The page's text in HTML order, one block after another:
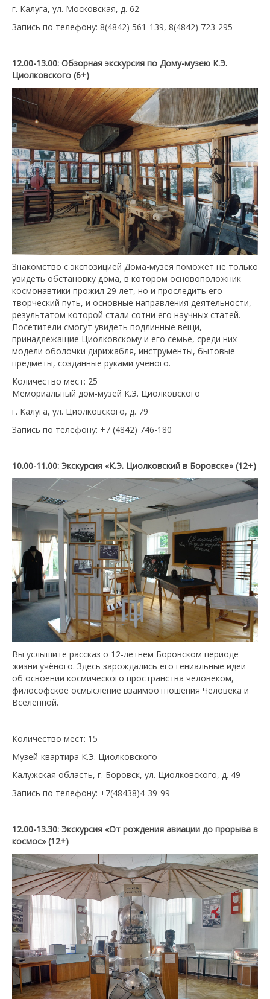
г. Калуга, ул. Московская, д. 62
Запись по телефону: 8(4842) 561-139, 8(4842) 723-295
12.00-13.00: Обзорная экскурсия по Дому-музею К.Э.
Циолковского (6+)
Знакомство с экспозицией Дома-музея поможет не только
увидеть обстановку дома, в котором основоположник
космонавтики прожил 29 лет, но и проследить его
творческий путь, и основные направления деятельности,
результатом которой стали сотни его научных статей.
Посетители смогут увидеть подлинные вещи,
принадлежащие Циолковскому и его семье, среди них
модели оболочки дирижабля, инструменты, бытовые
предметы, созданные руками ученого.
Количество мест: 25
Мемориальный дом-музей К.Э. Циолковского
г. Калуга, ул. Циолковского, д. 79
Запись по телефону: +7 (4842) 746-180
10.00-11.00: Экскурсия «К.Э. Циолковский в Боровске» (12+)
Вы услышите рассказ о 12-летнем Боровском периоде
жизни учёного. Здесь зарождались его гениальные идеи
об освоении космического пространства человеком,
философское осмысление взаимоотношения Человека и
Вселенной.
Количество мест: 15
Музей-квартира К.Э. Циолковского
Калужская область, г. Боровск, ул. Циолковского, д. 49
Запись по телефону: +7(48438)4-39-99
12.00-13.30: Экскурсия «От рождения авиации до прорыва в
космос» (12+)